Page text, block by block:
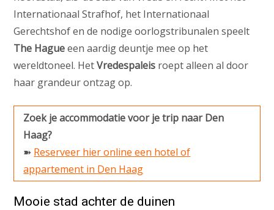
Internationaal Strafhof, het Internationaal
Gerechtshof en de nodige oorlogstribunalen speelt
The Hagueeen aardig deuntje mee op het
wereldtoneel. HetVredespaleis roept alleen al door
haar grandeur ontzag op.
Zoek je accommodatie voor je trip naar Den
Haag?
➽ Reserveer hier online een hotel of
appartement in Den Haag
Mooie stad achter de duinen